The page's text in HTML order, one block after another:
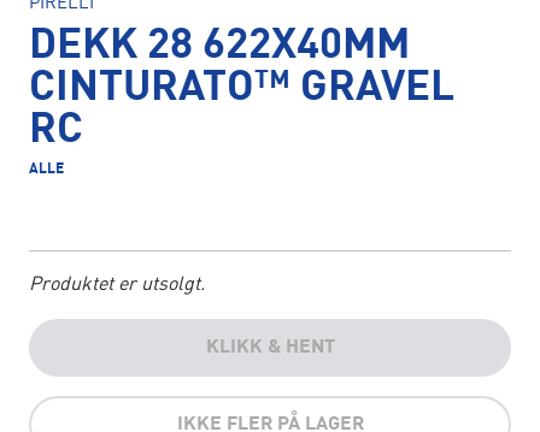
PIRELLI
DEKK 28 622X40MM
CINTURATO™ GRAVEL
RC
ALLE
Produktet er utsolgt.
KLIKK & HENT
IKKE FLER PÅ LAGER